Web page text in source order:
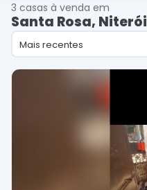
3 casas à venda em
Santa Rosa, Niterói
Mais recentes